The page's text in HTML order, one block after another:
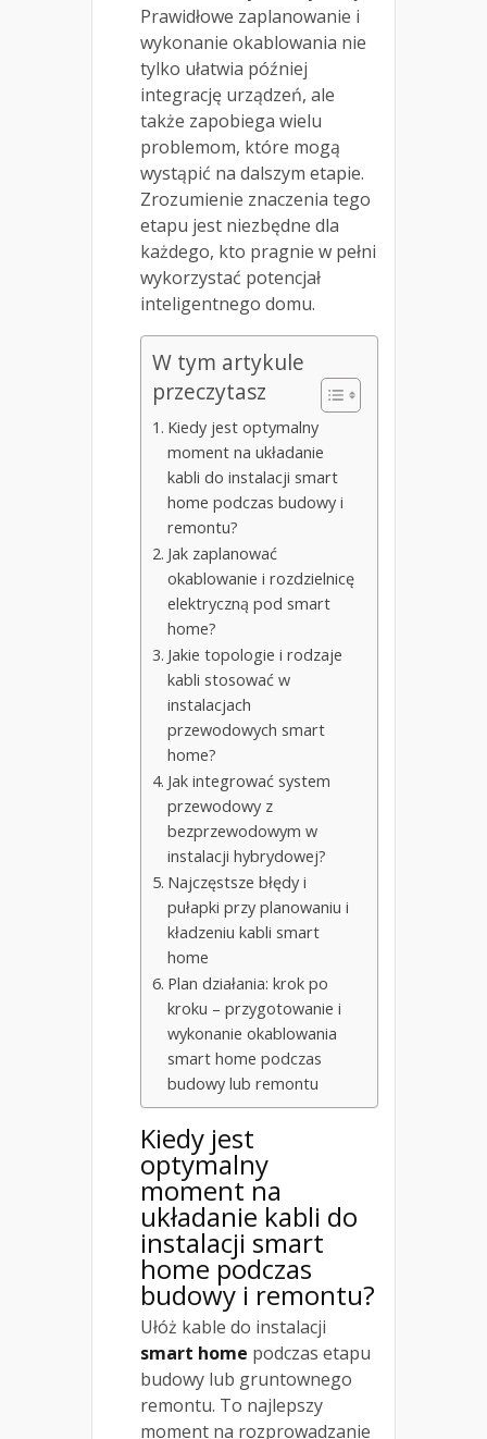
Prawidłowe zaplanowanie i
wykonanie okablowania nie
tylko ułatwia później
integrację urządzeń, ale
także zapobiega wielu
problemom, które mogą
wystąpić na dalszym etapie.
Zrozumienie znaczenia tego
etapu jest niezbędne dla
każdego, kto pragnie w pełni
wykorzystać potencjał
inteligentnego domu.
W tym artykule
przeczytasz
Kiedy jest optymalny
moment na układanie
kabli do instalacji smart
home podczas budowy i
remontu?
Jak zaplanować
okablowanie i rozdzielnicę
elektryczną pod smart
home?
Jakie topologie i rodzaje
kabli stosować w
instalacjach
przewodowych smart
home?
Jak integrować system
przewodowy z
bezprzewodowym w
instalacji hybrydowej?
Najczęstsze błędy i
pułapki przy planowaniu i
kładzeniu kabli smart
home
Plan działania: krok po
kroku – przygotowanie i
wykonanie okablowania
smart home podczas
budowy lub remontu
Kiedy jest
optymalny
moment na
układanie kabli do
instalacji smart
home podczas
budowy i remontu?
Ułóż kable do instalacji
smart home podczas etapu
budowy lub gruntownego
remontu. To najlepszy
moment na rozprowadzanie